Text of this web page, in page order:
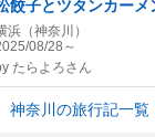
餃子とツタンカー
浜（神奈川）
08/28～
たらよろさん
神奈川の旅行記一覧